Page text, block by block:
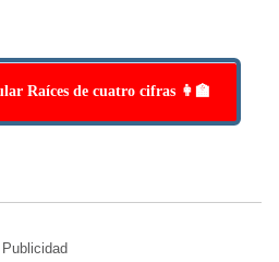
Raíces de cuatro cifras 👩‍🏫
Publicidad